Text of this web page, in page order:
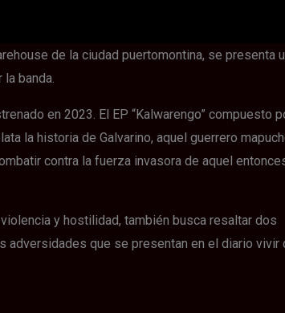
de la ciudad puertomontina, se presenta
banda.
en 2023. El EP “Kalwarengo” compuesto
la historia de Galvarino, aquel guerrero
contra la fuerza invasora de aquel
y hostilidad, también busca resaltar dos
adversidades que se presentan en el diario vivir